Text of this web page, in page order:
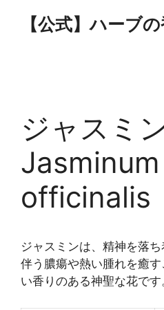
【公式】ハーブ
ジャスミ
Jasminum
officinalis
ジャスミンは、精神を落
伴う膿瘍や熱い腫れを癒
い香りのある神聖な花です